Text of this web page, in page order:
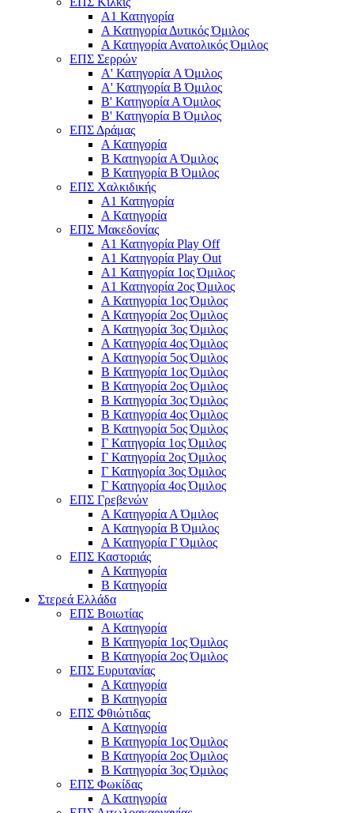
Α1 Κατηγορία
Α Κατηγορία Δυτικός Όμιλος
Α Κατηγορία Ανατολικός Όμιλος
ΕΠΣ Σερρών
Α' Κατηγορία A Όμιλος
Α' Κατηγορία Β Όμιλος
Β' Κατηγορία Α Όμιλος
Β' Κατηγορία Β Όμιλος
ΕΠΣ Δράμας
Α Κατηγορία
Β Κατηγορία Α Όμιλος
Β Κατηγορία Β Όμιλος
ΕΠΣ Χαλκιδικής
Α1 Κατηγορία
Α Κατηγορία
ΕΠΣ Μακεδονίας
Α1 Κατηγορία Play Off
Α1 Κατηγορία Play Out
Α1 Κατηγορία 1ος Όμιλος
Α1 Κατηγορία 2ος Όμιλος
Α Κατηγορία 1ος Όμιλος
Α Κατηγορία 2ος Όμιλος
Α Κατηγορία 3ος Όμιλος
Α Κατηγορία 4ος Όμιλος
Α Κατηγορία 5ος Όμιλος
Β Κατηγορία 1ος Όμιλος
Β Κατηγορία 2ος Όμιλος
Β Κατηγορία 3ος Όμιλος
Β Κατηγορία 4ος Όμιλος
Β Κατηγορία 5ος Όμιλος
Γ Κατηγορία 1ος Όμιλος
Γ Κατηγορία 2ος Όμιλος
Γ Κατηγορία 3ος Όμιλος
Γ Κατηγορία 4ος Όμιλος
ΕΠΣ Γρεβενών
Α Κατηγορία Α Όμιλος
Α Κατηγορία B Όμιλος
Α Κατηγορία Γ Όμιλος
ΕΠΣ Καστοριάς
Α Κατηγορία
Β Κατηγορία
Στερεά Ελλάδα
ΕΠΣ Βοιωτίας
Α Κατηγορία
Β Κατηγορία 1ος Όμιλος
Β Κατηγορία 2ος Όμιλος
ΕΠΣ Ευρυτανίας
Α Κατηγορία
Β Κατηγορία
ΕΠΣ Φθιώτιδας
Α Κατηγορία
Β Κατηγορία 1ος Όμιλος
Β Κατηγορία 2ος Όμιλος
Β Κατηγορία 3ος Όμιλος
ΕΠΣ Φωκίδας
Α Κατηγορία